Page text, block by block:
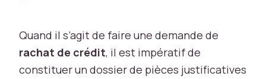
Quand il s’agit de faire une demande de
rachat de crédit, il est impératif de
constituer un dossier de pièces justificatives